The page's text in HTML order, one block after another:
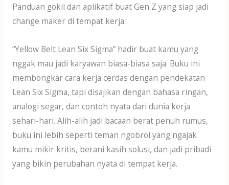
Panduan gokil dan aplikatif buat Gen Z yang siap jadi
change maker di tempat kerja.
“Yellow Belt Lean Six Sigma” hadir buat kamu yang
nggak mau jadi karyawan biasa-biasa saja. Buku ini
membongkar cara kerja cerdas dengan pendekatan
Lean Six Sigma, tapi disajikan dengan bahasa ringan,
analogi segar, dan contoh nyata dari dunia kerja
sehari-hari. Alih-alih jadi bacaan berat penuh rumus,
buku ini lebih seperti teman ngobrol yang ngajak
kamu mikir kritis, berani kasih solusi, dan jadi pribadi
yang bikin perubahan nyata di tempat kerja.